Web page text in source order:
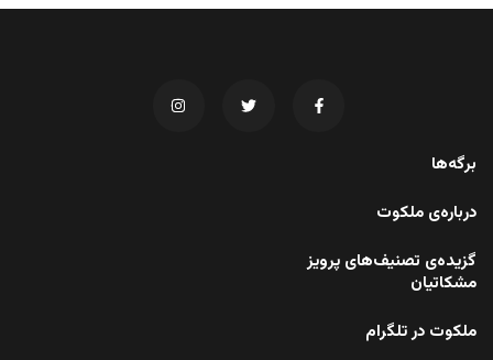
برگه‌ها
درباره‌ی ملکوت
گزیده‌ی تصنیف‌های پرویز
مشکاتیان
ملکوت در تلگرام